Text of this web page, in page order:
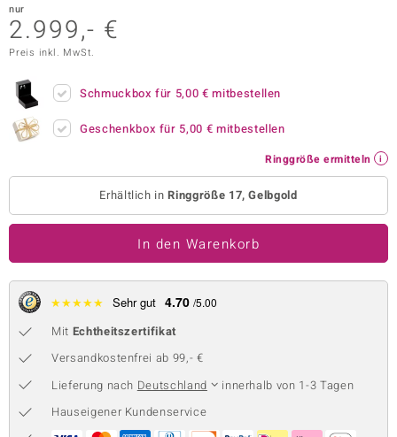
BY DE MELO
Collection
nur
2.999,- €
Preis inkl. MwSt.
Schmuckbox für 5,00 € mitbestellen
Geschenkbox für 5,00 € mitbestellen
Ringgröße ermitteln
Erhältlich inRinggröße 17, Gelbgold
In den Warenkorb
★★★★★ Sehr gut 4.70 /5.00
Mit Echtheitszertifikat
Versandkostenfrei ab 99,- €
Lieferung nach Deutschland
innerhalb von 1-3 Tagen
Hauseigener Kundenservice